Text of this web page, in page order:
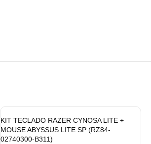
KIT TECLADO RAZER CYNOSA LITE +
MOUSE ABYSSUS LITE SP (RZ84-
02740300-B311)